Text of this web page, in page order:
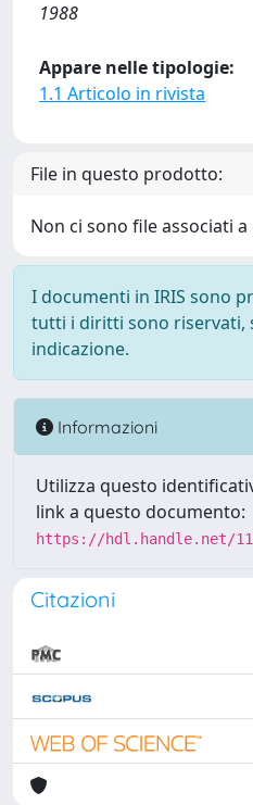
1988
Appare nelle tipologie:
1.1 Articolo in rivista
File in questo prodotto:
Non ci sono file associati
I documenti in IRIS sono
tutti i diritti sono riservati,
indicazione.
Informazioni
Utilizza questo
link a questo documento:
https://hdl.handle.net/
Citazioni